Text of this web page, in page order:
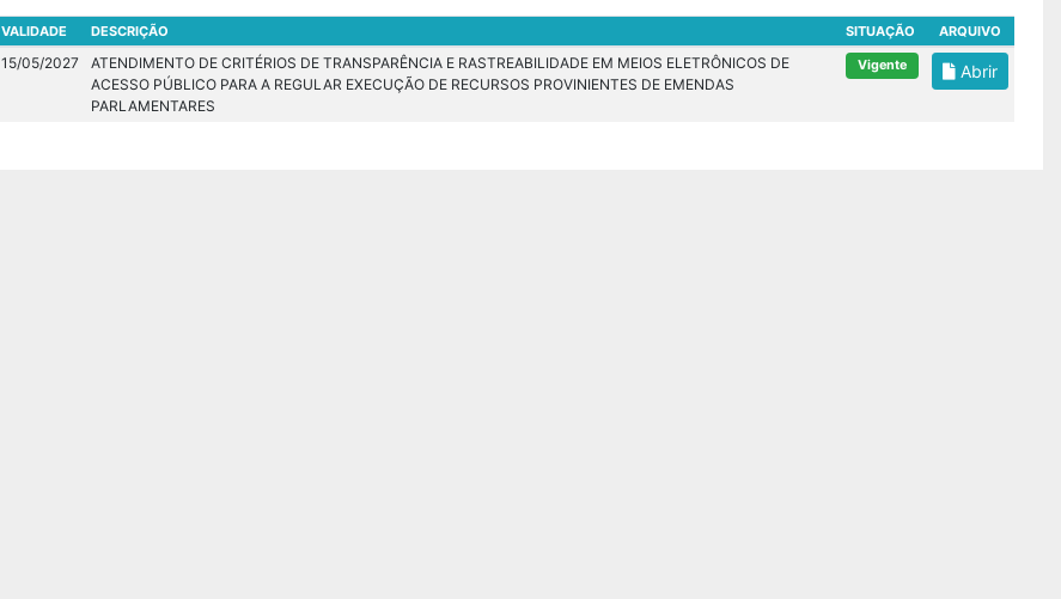
VALIDADE DESCRIÇÃO SITUAÇÃO ARQUIVO
15/05/2027
ATENDIMENTO DE CRITÉRIOS DE TRANSPARÊNCIA E RASTREABILIDADE EM MEIOS ELETRÔNICOS DE
ACESSO PÚBLICO PARA A REGULAR EXECUÇÃO DE RECURSOS PROVINIENTES DE EMENDAS
PARLAMENTARES
Vigente Abrir